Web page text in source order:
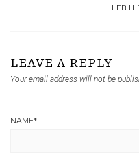
LEBIH
LEAVE A REPLY
Your email address will not be
NAME*